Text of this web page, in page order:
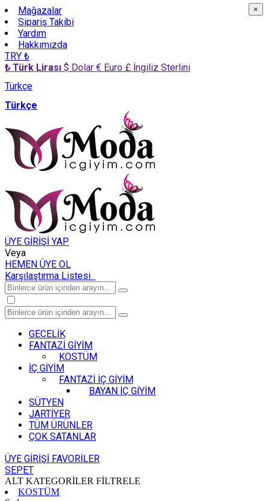
Mağazalar
Sipariş Takibi
Yardım
Hakkımızda
TRY ₺
₺ Türk Lirası $ Dolar € Euro £ İngiliz Sterlini
Türkçe
Türkçe
ÜYE GİRİŞİ YAP
Veya
HEMEN ÜYE OL
Karşılaştırma Listesi
GECELİK
FANTAZİ GİYİM
KOSTÜM
İÇ GİYİM
FANTAZİ İÇ GİYİM
BAYAN İÇ GİYİM
SÜTYEN
JARTİYER
TÜM ÜRÜNLER
ÇOK SATANLAR
ÜYE GİRİŞİ FAVORİLER
SEPET
ALT KATEGORİLER FİLTRELE
KOSTÜM
×
×